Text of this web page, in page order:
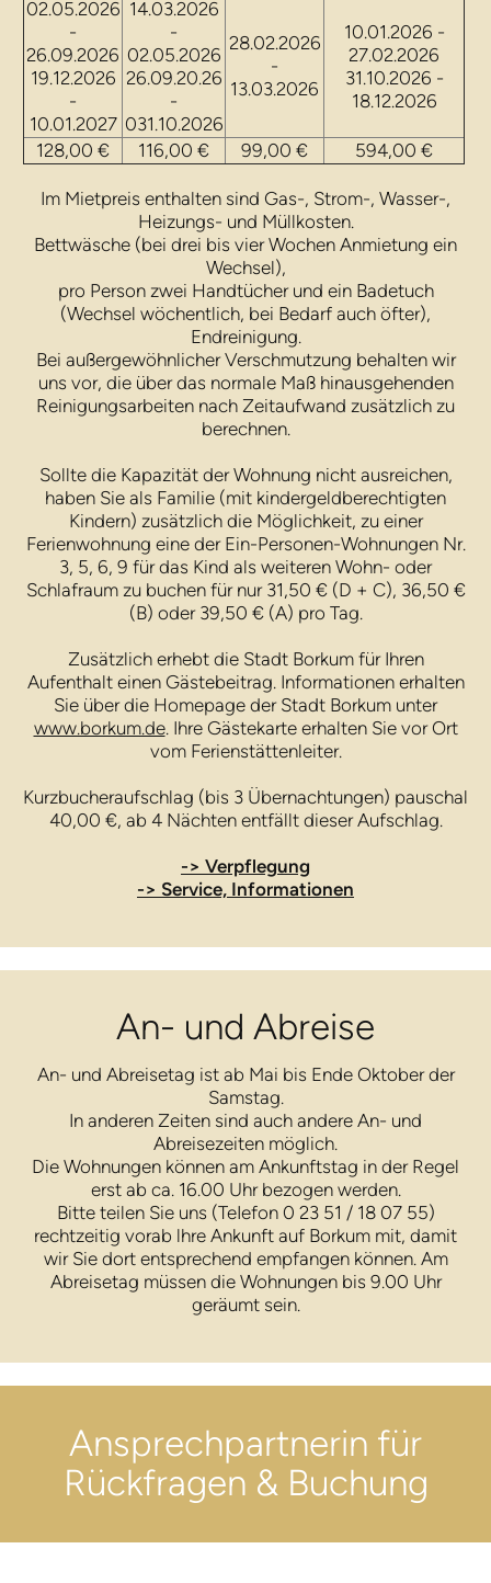
02.05.2026
-
26.09.2026
19.12.2026
-
10.01.2027
14.03.2026
-
02.05.2026
26.09.20.26
-
031.10.2026
28.02.2026
-
13.03.2026
10.01.2026 -
27.02.2026
31.10.2026 -
18.12.2026
128,00 € 116,00 € 99,00 € 594,00 €
Im Mietpreis enthalten sind Gas-, Strom-, Wasser-,
Heizungs- und Müllkosten.
Bettwäsche (bei drei bis vier Wochen Anmietung ein
Wechsel),
pro Person zwei Handtücher und ein Badetuch
(Wechsel wöchentlich, bei Bedarf auch öfter),
Endreinigung.
Bei außergewöhnlicher Verschmutzung behalten wir
uns vor, die über das normale Maß hinausgehenden
Reinigungsarbeiten nach Zeitaufwand zusätzlich zu
berechnen.
Sollte die Kapazität der Wohnung nicht ausreichen,
haben Sie als Familie (mit kindergeldberechtigten
Kindern) zusätzlich die Möglichkeit, zu einer
Ferienwohnung eine der Ein-Personen-Wohnungen Nr.
3, 5, 6, 9 für das Kind als weiteren Wohn- oder
Schlafraum zu buchen für nur 31,50 € (D + C), 36,50 €
(B) oder 39,50 € (A) pro Tag.
Zusätzlich erhebt die Stadt Borkum für Ihren
Aufenthalt einen Gästebeitrag. Informationen erhalten
Sie über die Homepage der Stadt Borkum unter
www.borkum.de. Ihre Gästekarte erhalten Sie vor Ort
vom Ferienstättenleiter.
Kurzbucheraufschlag (bis 3 Übernachtungen) pauschal
40,00 €, ab 4 Nächten entfällt dieser Aufschlag.
-> Verpflegung
-> Service, Informationen
An- und Abreise
An- und Abreisetag ist ab Mai bis Ende Oktober der
Samstag.
In anderen Zeiten sind auch andere An- und
Abreisezeiten möglich.
Die Wohnungen können am Ankunftstag in der Regel
erst ab ca. 16.00 Uhr bezogen werden.
Bitte teilen Sie uns (TeIefon 0 23 51 / 18 07 55)
rechtzeitig vorab lhre Ankunft auf Borkum mit, damit
wir Sie dort entsprechend empfangen können. Am
Abreisetag müssen die Wohnungen bis 9.00 Uhr
geräumt sein.
Ansprech­partnerin für
Rück­fragen & Buchung